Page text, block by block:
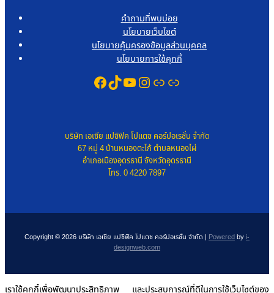
คำถามที่พบบ่อย
นโยบายเว็บไซต์
นโยบายคุ้มครองข้อมูลส่วนบุคคล
นโยบายการใช้คุกกี้
Facebook
TikTok
YouTube
Instagram
Link
Link
บริษัท เอเซีย แปซิฟิค โปแตซ คอร์ปอเรชั่น จำกัด
67 หมู่ 4 บ้านหนองตะไก้ ตำบลหนองไผ่
อำเภอเมืองอุดรธานี จังหวัดอุดรธานี
โทร. 0 4220 7897
Copyright © 2026 บริษัท เอเซีย แปซิฟิค โปแตซ คอร์ปอเรชั่น จำกัด | Poweredbyi-
designweb.com
เราใช้คุกกี้เพื่อพัฒนาประสิทธิภาพ และประสบการณ์ที่ดีในการใช้เว็บไซต์ของ